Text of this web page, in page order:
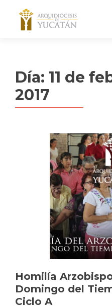
Día: 11 de
2017
Homilía
Domingo del
Ciclo A